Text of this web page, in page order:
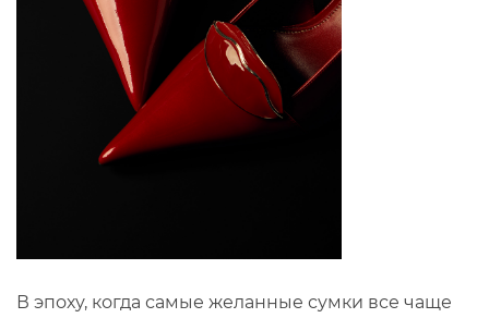
В эпоху, когда самые желанные сумки все чаще